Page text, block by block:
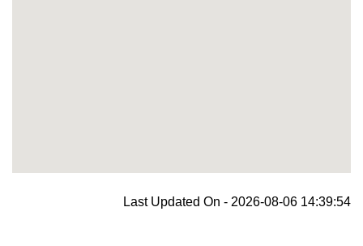
Last Updated On - 2026-08-06 14:39:54